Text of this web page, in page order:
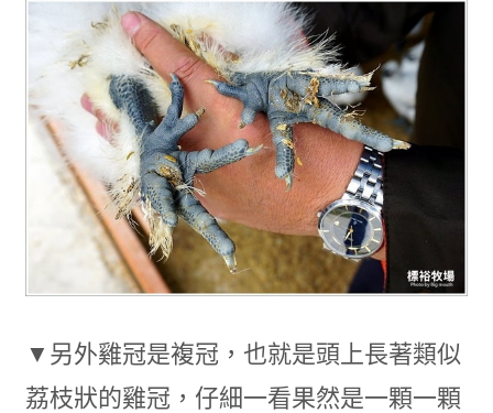
▼另外雞冠是複冠，也就是頭上長著類似
荔枝狀的雞冠，仔細一看果然是一顆一顆